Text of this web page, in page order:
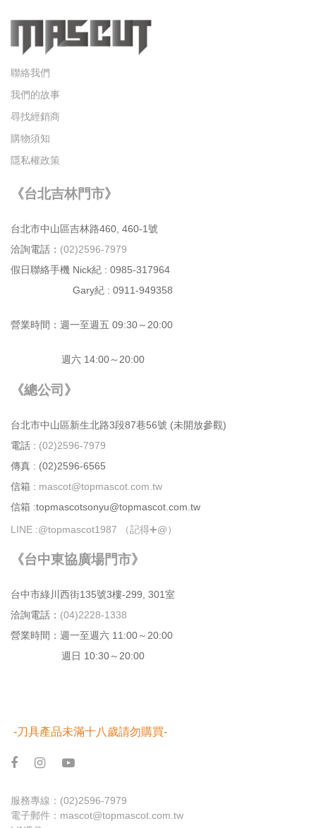
聯絡我們
我們的故事
尋找經銷商
購物須知
隱私權政策
《台北吉林門市》
台北市中⼭區吉林路460, 460-1號
洽詢電話： (02)2596-7979
假日聯絡手機 Nick紀 : 0985-317964
Gary紀 : 0911-949358
營業時間：週⼀⾄週五 09:30～20:00
週六 14:00～20:00
《總公司》
台北市中⼭區新⽣北路3段87巷56號 (未開放參觀)
電話 : (02)2596-7979
傳真 : (02)2596-6565
信箱 : mascot@topmascot.com.tw
信箱 :topmascotsonyu@topmascot.com.tw
LINE :@topmascot1987 （記得➕@）
《台中東協廣場門市》
台中市綠川⻄街135號3樓-299, 301室
洽詢電話： (04)2228-1338
營業時間：週⼀⾄週六 11:00～20:00
週日 10:30～20:00
-刀具產品未滿十八歲請勿購買-
服務專線： (02)2596-7979
電子郵件： mascot@topmascot.com.tw